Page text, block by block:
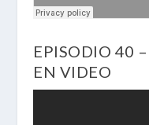
EPISODIO 40
EN VIDEO